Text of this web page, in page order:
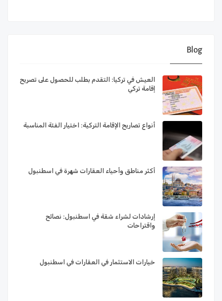
Blog
العيش في تركيا: التقدم بطلب للحصول على تصريح
إقامة تركي
أنواع تصاريح الإقامة التركية: اختيار الفئة المناسبة
أكثر مناطق وأحياء العقارات شهرة في اسطنبول
إرشادات لشراء شقة في اسطنبول: نصائح
واقتراحات
خيارات الاستثمار في العقارات في اسطنبول